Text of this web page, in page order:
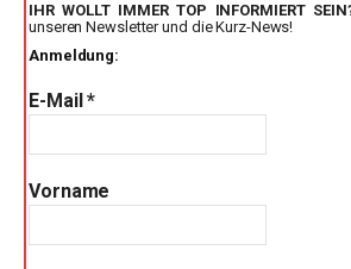
IHR WOLLT IMMER TOP INFORMIERT
unseren Newsletter und die Kurz-News!
Anmeldung:
E-Mail*
Vorname